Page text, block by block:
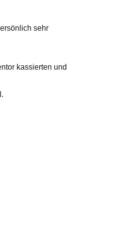
sehr
kassierten und